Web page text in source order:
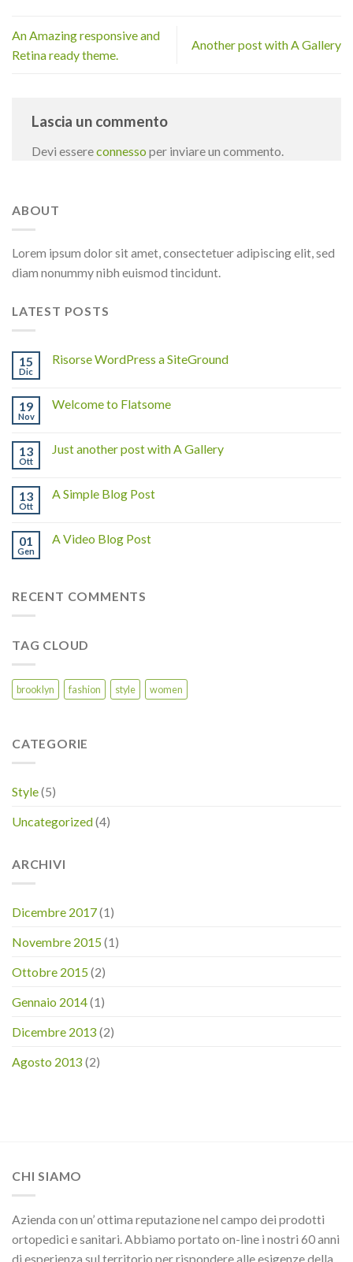
An Amazing responsive and
Retina ready theme.
Another post with A Gallery
Lascia un commento
Devi essereconnesso per inviare un commento.
ABOUT
Lorem ipsum dolor sit amet, consectetuer adipiscing elit, sed
diam nonummy nibh euismod tincidunt.
LATEST POSTS
15
Dic
Risorse WordPress a SiteGround
19
Nov
Welcome to Flatsome
13
Ott
Just another post with A Gallery
13
Ott
A Simple Blog Post
01
Gen
A Video Blog Post
RECENT COMMENTS
TAG CLOUD
brooklyn fashion style women
CATEGORIE
Style(5)
Uncategorized(4)
ARCHIVI
Dicembre 2017(1)
Novembre 2015(1)
Ottobre 2015(2)
Gennaio 2014(1)
Dicembre 2013 (2)
Agosto 2013 (2)
CHI SIAMO
Azienda con un’ ottima reputazione nel campo dei prodotti
ortopedici e sanitari. Abbiamo portato on-line i nostri 60 anni
di esperienza sul territorio per rispondere alle esigenze della